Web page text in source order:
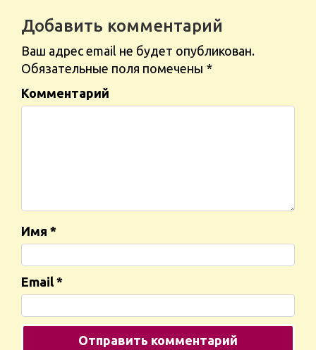
Добавить комментарий
Ваш адрес email не будет опубликован.
Обязательные поля помечены *
Комментарий
Имя *
Email *